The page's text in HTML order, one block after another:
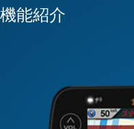
機能紹介